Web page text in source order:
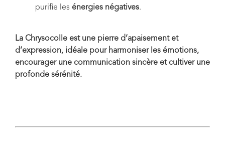
purifie les énergies négatives.
La Chrysocolle est une pierre d’apaisement et
d’expression, idéale pour harmoniser les émotions,
encourager une communication sincère et cultiver une
profonde sérénité.